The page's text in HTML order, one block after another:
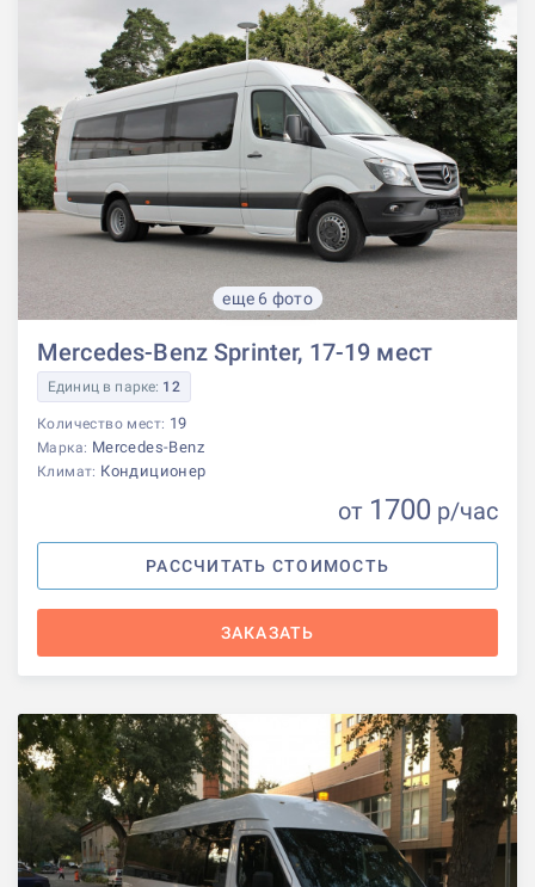
еще 6 фото
Mercedes-Benz Sprinter, 17-19 мест
Единиц в парке: 12
Количество мест: 19
Марка: Mercedes-Benz
Климат: Кондиционер
от 1700 р/час
РАССЧИТАТЬ СТОИМОСТЬ
ЗАКАЗАТЬ